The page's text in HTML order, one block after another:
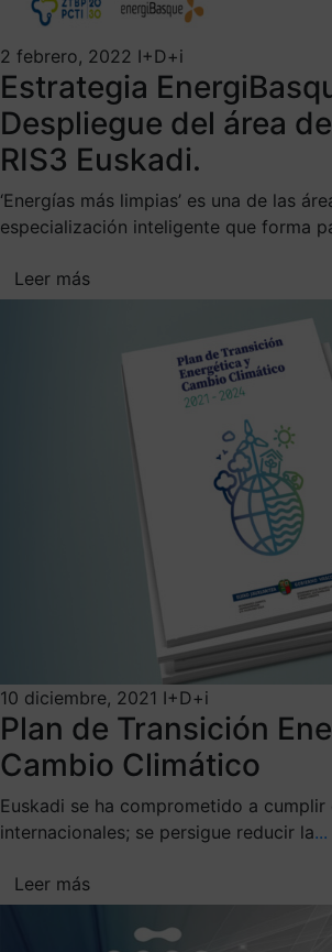
2 febrero, 2022 I+D+i
Estrategia
Despliegue del área
RIS3 Euskadi.
‘Energías más limpias’ es una de las
especialización inteligente que forma
Leer más
10 diciembre, 2021 I+D+i
Plan de Transición
Cambio Climático
Euskadi se ha comprometido a
internacionales; se persigue reducir la...
Leer más